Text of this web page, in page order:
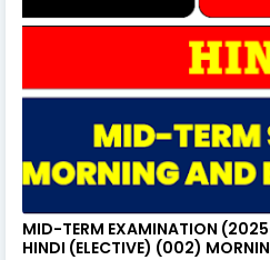
MID-TERM EXAMINATION
HINDI (ELECTIVE) (002)